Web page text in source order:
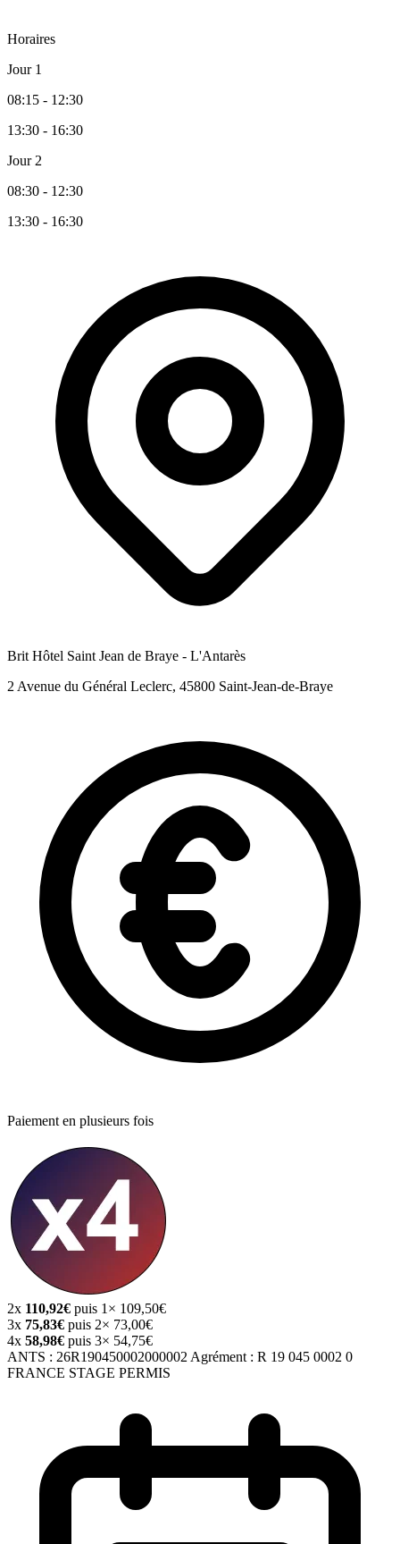
Horaires
Jour 1
08:15 - 12:30
13:30 - 16:30
Jour 2
08:30 - 12:30
13:30 - 16:30
Brit Hôtel Saint Jean de Braye - L'Antarès
2 Avenue du Général Leclerc, 45800 Saint-Jean-de-Braye
Paiement en plusieurs fois
2x 110,92€ puis 1× 109,50€
3x 75,83€ puis 2× 73,00€
4x 58,98€ puis 3× 54,75€
ANTS : 26R190450002000002 Agrément : R 19 045 0002 0
FRANCE STAGE PERMIS